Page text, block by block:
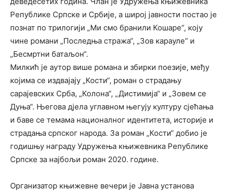
Републике Српске и Србије, а широј јавности постао је
познат по трилогији „Ми смо бранили Кошаре“, коју
чине романи „Последња стража“, „Зов карауле“ и
„Бесмртни батаљон“.
Милкић је аутор више романа и збирки поезије, међу
којима се издвајају „Кости“, роман о страдању
сарајевских Срба, „Колона“, „Дистимија“ и „Зовем се
Дуња“. Његова дјела углавном његују културу сјећања
и баве се темама националног идентитета, историје и
страдања српског народа. За роман „Кости“ добио је
годишњу награду Удружења књижевника Републике
Српске за најбољи роман 2020. године.
Организатор књижевне вечери је Јавна установа